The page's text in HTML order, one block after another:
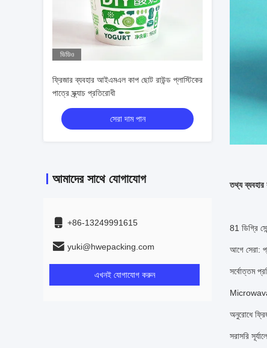
ভিডিও
ফ্রিজার ব্যবহার আইএমএল কাপ ছোট রাউন্ড প্লাস্টিকের
পাত্রে স্ক্র্যাচ প্রতিরোধী
সেরা দাম পান
আমাদের সাথে যোগাযোগ
+86-13249991615
yuki@hwepacking.com
এখনই যোগাযোগ করুন
তথ্য
81 ডিগ্রি
আগে সেরা:
সর্বোত্তম
অনুরোধে
সরাসরি